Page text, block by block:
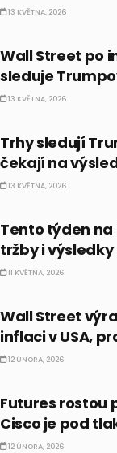
13 KVĚTNA, 2026
Wall Street po
sleduje
13 KVĚTNA, 2026
Trhy sledují
čekají na
13 KVĚTNA, 2026
Tento týden
tržby i výsledky
11 KVĚTNA, 2026
Wall Street
inflaci v USA,
12 ÚNORA, 2026
Futures rostou
Cisco je pod
12 ÚNORA, 2026